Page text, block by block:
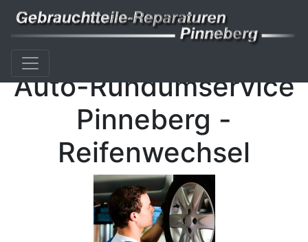
Auto-Rundumservice
Pinneberg -
Reifenwechsel